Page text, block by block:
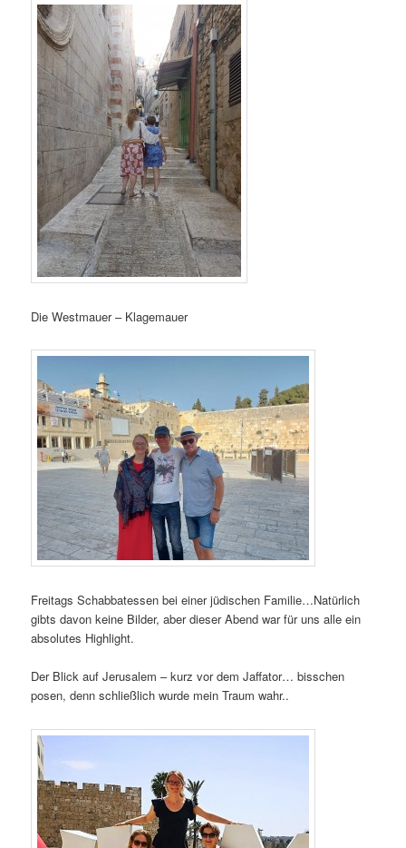
Die Westmauer – Klagemauer
Freitags Schabbatessen bei einer jüdischen Familie…Natürlich
gibts davon keine Bilder, aber dieser Abend war für uns alle ein
absolutes Highlight.
Der Blick auf Jerusalem – kurz vor dem Jaffator… bisschen
posen, denn schließlich wurde mein Traum wahr..